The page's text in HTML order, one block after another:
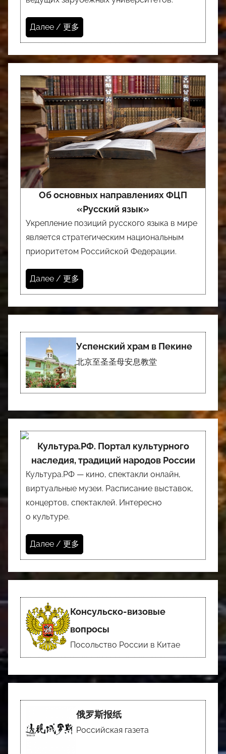
Далее / 更多
Об основных направлениях ФЦП
«Русский язык»
Укрепление позиций русского языка в мире
является стратегическим национальным
приоритетом Российской Федерации.
Далее / 更多
Успенский храм в Пекине
北京至圣圣母安息教堂
Культура.РФ. Портал культурного
наследия, традиций народов России
Культура.РФ — кино, спектакли онлайн,
виртуальные музеи. Расписание выставок,
концертов, спектаклей. Интересно
о культуре.
Далее / 更多
Консульско-визовые
вопросы
Посольство России в Китае
俄罗斯报纸
Российская газета